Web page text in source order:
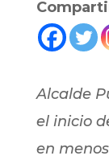
Alcalde
el inicio
en